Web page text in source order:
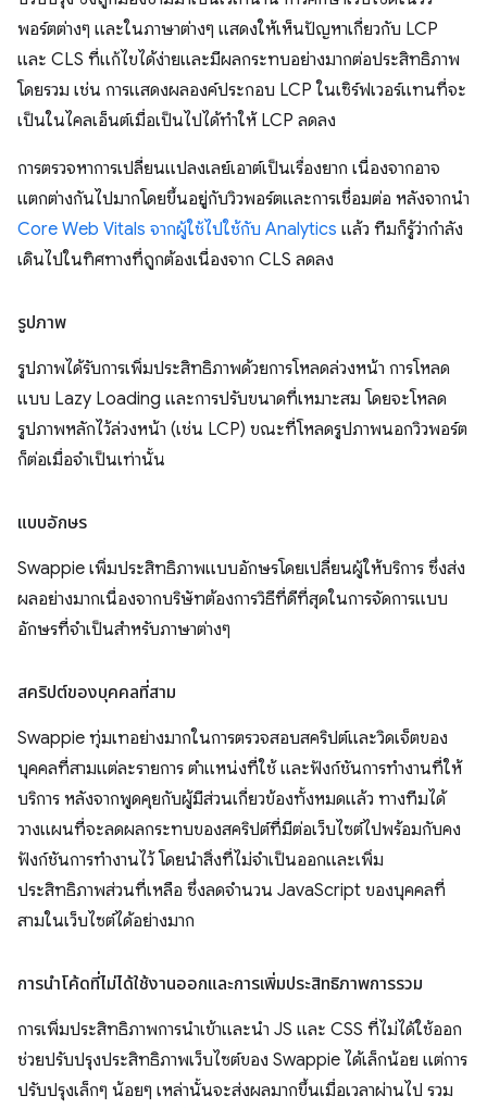
พอร์ตต่างๆ และในภาษาต่างๆ แสดงให้เห็นปัญหาเกี่ยวกับ LCP
และ CLS ที่แก้ไขได้ง่ายและมีผลกระทบอย่างมากต่อประสิทธิภาพ
โดยรวม เช่น การแสดงผลองค์ประกอบ LCP ในเซิร์ฟเวอร์แทนที่จะ
เป็นในไคลเอ็นต์เมื่อเป็นไปได้ทําให้ LCP ลดลง
การตรวจหาการเปลี่ยนแปลงเลย์เอาต์เป็นเรื่องยาก เนื่องจากอาจ
แตกต่างกันไปมากโดยขึ้นอยู่กับวิวพอร์ตและการเชื่อมต่อ หลังจากนำ
Core Web Vitals จากผู้ใช้ไปใช้กับ Analytics แล้ว ทีมก็รู้ว่ากำลัง
เดินไปในทิศทางที่ถูกต้องเนื่องจาก CLS ลดลง
รูปภาพ
รูปภาพได้รับการเพิ่มประสิทธิภาพด้วยการโหลดล่วงหน้า การโหลด
แบบ Lazy Loading และการปรับขนาดที่เหมาะสม โดยจะโหลด
รูปภาพหลักไว้ล่วงหน้า (เช่น LCP) ขณะที่โหลดรูปภาพนอกวิวพอร์ต
ก็ต่อเมื่อจำเป็นเท่านั้น
แบบอักษร
Swappie เพิ่มประสิทธิภาพแบบอักษรโดยเปลี่ยนผู้ให้บริการ ซึ่งส่ง
ผลอย่างมากเนื่องจากบริษัทต้องการวิธีที่ดีที่สุดในการจัดการแบบ
อักษรที่จําเป็นสําหรับภาษาต่างๆ
สคริปต์ของบุคคลที่สาม
Swappie ทุ่มเทอย่างมากในการตรวจสอบสคริปต์และวิดเจ็ตของ
บุคคลที่สามแต่ละรายการ ตำแหน่งที่ใช้ และฟังก์ชันการทำงานที่ให้
บริการ หลังจากพูดคุยกับผู้มีส่วนเกี่ยวข้องทั้งหมดแล้ว ทางทีมได้
วางแผนที่จะลดผลกระทบของสคริปต์ที่มีต่อเว็บไซต์ไปพร้อมกับคง
ฟังก์ชันการทำงานไว้ โดยนําสิ่งที่ไม่จําเป็นออกและเพิ่ม
ประสิทธิภาพส่วนที่เหลือ ซึ่งลดจํานวน JavaScript ของบุคคลที่
สามในเว็บไซต์ได้อย่างมาก
การนำโค้ดที่ไม่ได้ใช้งานออกและการเพิ่มประสิทธิภาพการรวม
การเพิ่มประสิทธิภาพการนําเข้าและนํา JS และ CSS ที่ไม่ได้ใช้ออก
ช่วยปรับปรุงประสิทธิภาพเว็บไซต์ของ Swappie ได้เล็กน้อย แต่การ
ปรับปรุงเล็กๆ น้อยๆ เหล่านั้นจะส่งผลมากขึ้นเมื่อเวลาผ่านไป รวม